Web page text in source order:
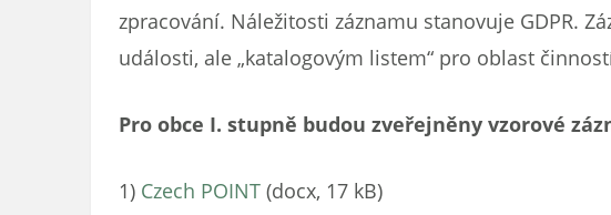
zpracování. Náležitosti záznamu stanovuje GDPR.
události, ale „katalogovým listem“ pro oblast
Pro obce I. stupně budou zveřejněny vzorové
1) Czech POINT (docx, 17 kB)